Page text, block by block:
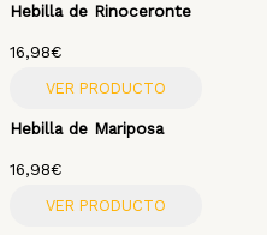
Hebilla de Rinoceronte
16,98€
VER PRODUCTO
Hebilla de Mariposa
16,98€
VER PRODUCTO